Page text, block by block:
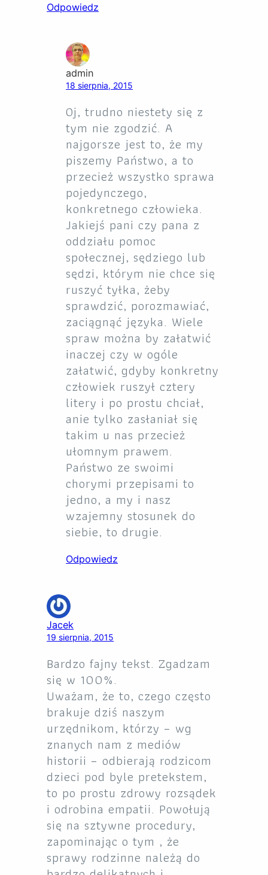
Odpowiedz
admin
18 sierpnia, 2015
Oj, trudno niestety się z
tym nie zgodzić. A
najgorsze jest to, że my
piszemy Państwo, a to
przecież wszystko sprawa
pojedynczego,
konkretnego człowieka.
Jakiejś pani czy pana z
oddziału pomoc
społecznej, sędziego lub
sędzi, którym nie chce się
ruszyć tyłka, żeby
sprawdzić, porozmawiać,
zaciągnąć języka. Wiele
spraw można by załatwić
inaczej czy w ogóle
załatwić, gdyby konkretny
człowiek ruszył cztery
litery i po prostu chciał,
anie tylko zasłaniał się
takim u nas przecież
ułomnym prawem.
Państwo ze swoimi
chorymi przepisami to
jedno, a my i nasz
wzajemny stosunek do
siebie, to drugie.
Odpowiedz
Jacek
19 sierpnia, 2015
Bardzo fajny tekst. Zgadzam
się w 100%.
Uważam, że to, czego często
brakuje dziś naszym
urzędnikom, którzy – wg
znanych nam z mediów
historii – odbierają rodzicom
dzieci pod byle pretekstem,
to po prostu zdrowy rozsądek
i odrobina empatii. Powołują
się na sztywne procedury,
zapominając o tym , że
sprawy rodzinne należą do